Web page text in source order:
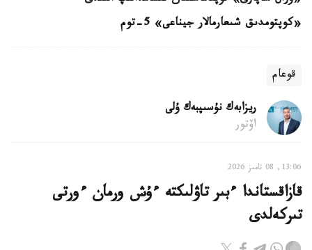
«كوپتومدىق شىعارمالار جيناعى» 5-توم
قوعام
ريزابەك نۇسىپبەك ۇلى
اۆتور
13:06, 08 تامىز 2026
قازاقستاندا ءبىر تاۋلىكتە ءۇش ورمان ءورتى
تىركەلدى